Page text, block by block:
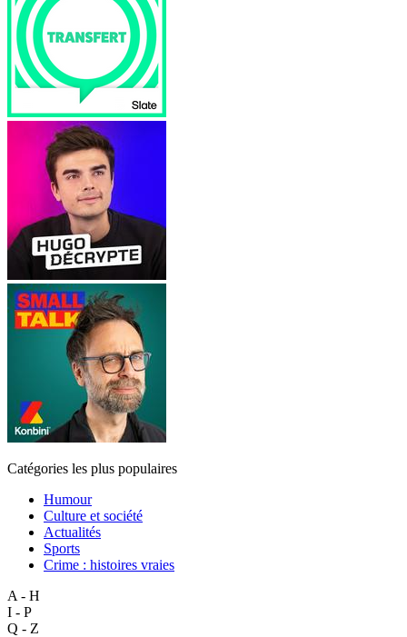
Catégories les plus populaires
Humour
Culture et société
Actualités
Sports
Crime : histoires vraies
A - H
I - P
Q - Z